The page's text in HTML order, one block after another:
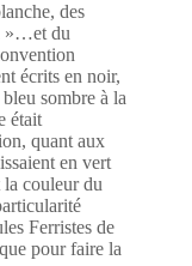
des
»…et du
écrits en noir,
sombre à la
était
quant aux
en vert
couleur du
Ferristes de
pour faire la